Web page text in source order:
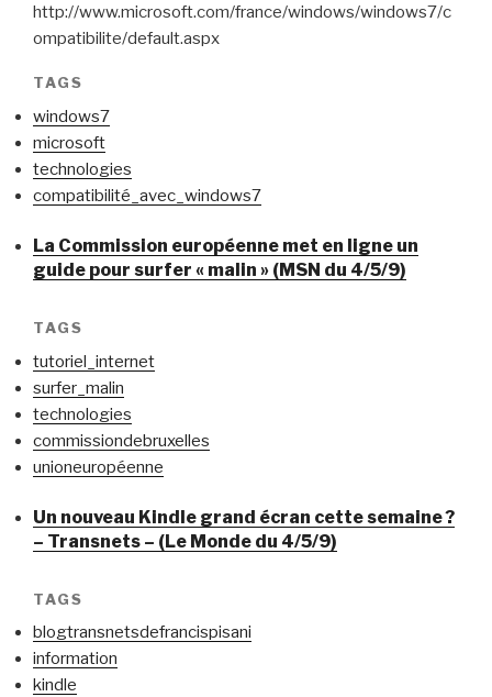
http://www.microsoft.com/france/windows/windows7/c
ompatibilite/default.aspx
TAGS
windows7
microsoft
technologies
compatibilité_avec_windows7
La Commission européenne met en ligne un
guide pour surfer « malin » (MSN du 4/5/9)
TAGS
tutoriel_internet
surfer_malin
technologies
commissiondebruxelles
unioneuropéenne
Un nouveau Kindle grand écran cette semaine ?
– Transnets – (Le Monde du 4/5/9)
TAGS
blogtransnetsdefrancispisani
information
kindle